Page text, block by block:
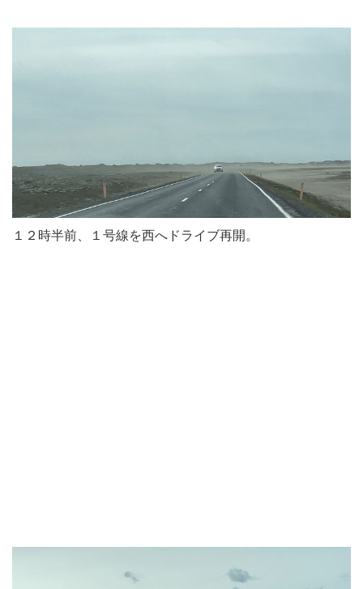
１２時半前、１号線を西へドライブ再開。